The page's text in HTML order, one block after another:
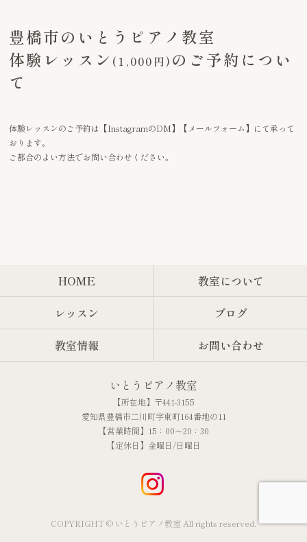
豊橋市のいとうピアノ教室
体験レッスン (1,000円) のご予約につい
て
体験レッスンのご予約は【InstagramのDM】【メールフォーム】にて承って
おります。
ご都合のよい方法でお問い合わせください。
HOME
教室について
レッスン
ブログ
教室情報
お問い合わせ
いとうピアノ教室
【所在地】〒441-3155
愛知県豊橋市二川町字東町164番地の11
【営業時間】15：00～20：30
【定休日】金曜日/日曜日
COPYRIGHT © いとうピアノ教室 All rights reserved.